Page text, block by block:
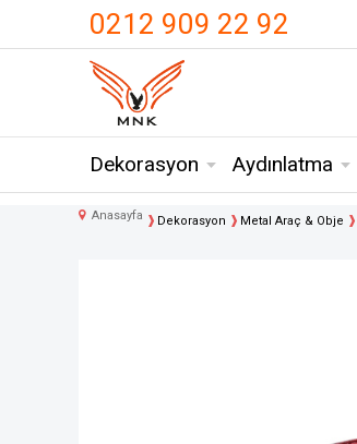
0212 909 22 92
Dekorasyon Aydınlatma
Anasayfa Dekorasyon Metal Araç & Obje